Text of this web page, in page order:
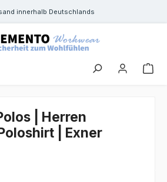
innerhalb Deutschlands
| Herren
| Exner